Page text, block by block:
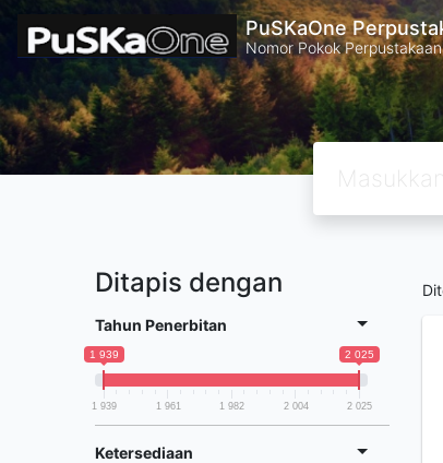
PuSKaOne
Nomor Pokok
Ditapis dengan
Tahun Penerbitan
1 939 2 025
1 939 1 961 1 982 2 004 2 025
Ketersediaan